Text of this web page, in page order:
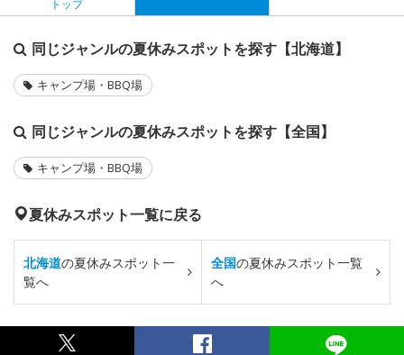
トップ
同じジャンルの夏休みスポットを探す【北海道】
キャンプ場・BBQ場
同じジャンルの夏休みスポットを探す【全国】
キャンプ場・BBQ場
夏休みスポット一覧に戻る
北海道の夏休みスポット一
覧へ
全国の夏休みスポット一覧
へ